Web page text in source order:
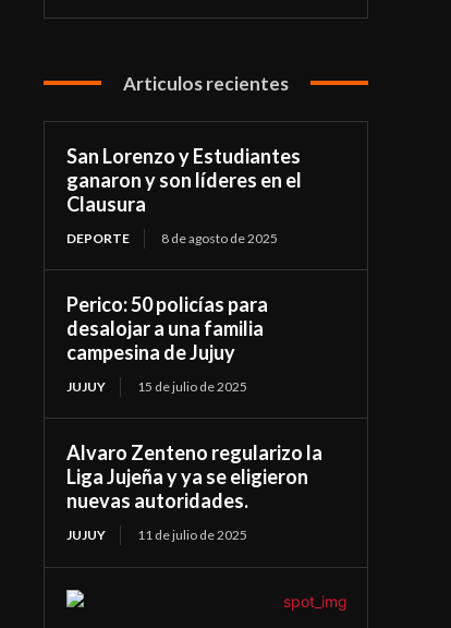
Articulos recientes
San Lorenzo y Estudiantes
ganaron y son líderes en el
Clausura
DEPORTE 8 de agosto de 2025
Perico: 50 policías para
desalojar a una familia
campesina de Jujuy
JUJUY 15 de julio de 2025
Alvaro Zenteno regularizo la
Liga Jujeña y ya se eligieron
nuevas autoridades.
JUJUY 11 de julio de 2025